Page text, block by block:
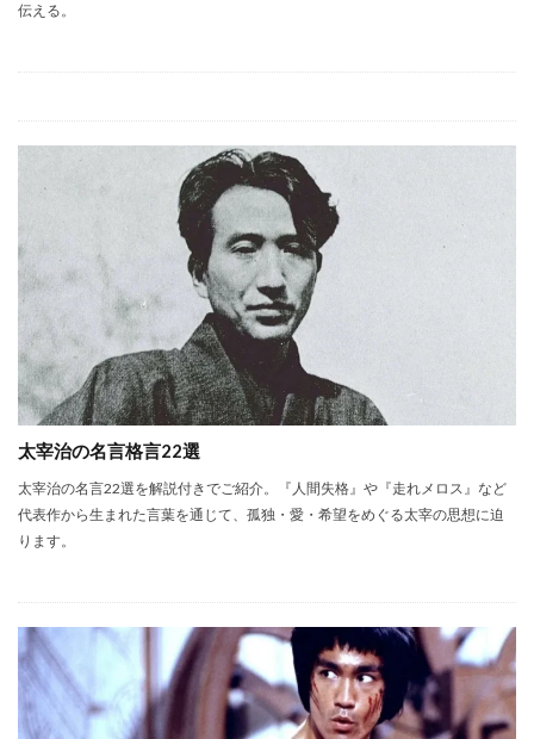
伝える。
太宰治の名言格言22選
太宰治の名言22選を解説付きでご紹介。『人間失格』や『走れメロス』など
代表作から生まれた言葉を通じて、孤独・愛・希望をめぐる太宰の思想に迫
ります。